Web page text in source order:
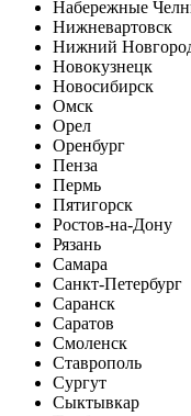
Набережные
Нижневартовск
Нижний
Новокузнецк
Новосибирск
Омск
Орел
Оренбург
Пенза
Пермь
Пятигорск
Ростов-на-Дону
Рязань
Самара
Санкт-Петербург
Саранск
Саратов
Смоленск
Ставрополь
Сургут
Сыктывкар